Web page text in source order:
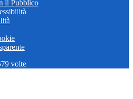
il Pubblico
volte